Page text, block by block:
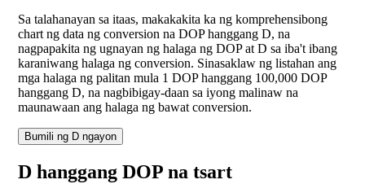
Sa talahanayan sa itaas, makakakita ka ng komprehensibong
chart ng data ng conversion na DOP hanggang D, na
nagpapakita ng ugnayan ng halaga ng DOP at D sa iba't ibang
karaniwang halaga ng conversion. Sinasaklaw ng listahan ang
mga halaga ng palitan mula 1 DOP hanggang 100,000 DOP
hanggang D, na nagbibigay-daan sa iyong malinaw na
maunawaan ang halaga ng bawat conversion.
Bumili ng D ngayon
D hanggang DOP na tsart